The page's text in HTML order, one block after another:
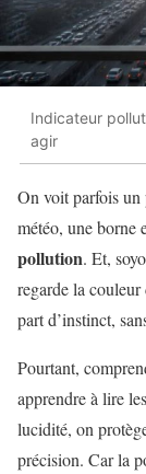
Indicateur
agir
On voit parfois un
météo, une borne
pollution. Et,
regarde la
part d’instinct,
Pourtant,
apprendre à lire
lucidité, on
précision. Car la